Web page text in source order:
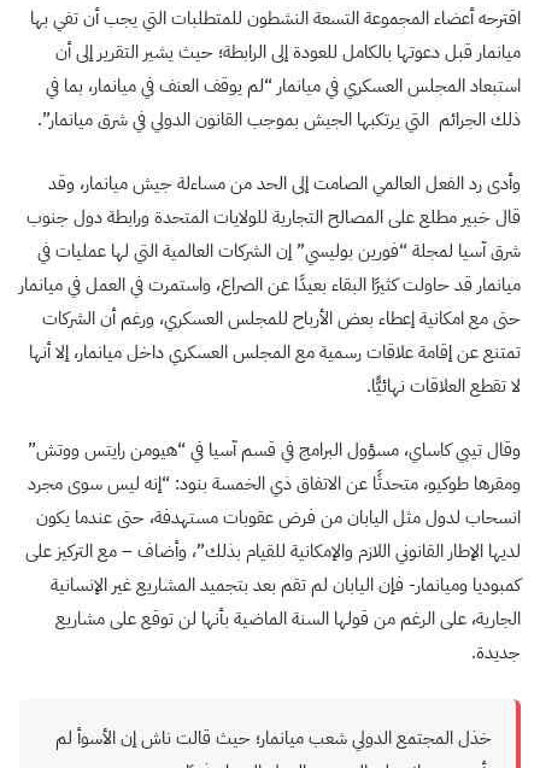
اقترحه أعضاء المجموعة التسعة النشطون للمتطلبات التي يجب أن تفي بها
ميانمار قبل دعوتها بالكامل للعودة إلى الرابطة؛ حيث يشير التقرير إلى أن
استبعاد المجلس العسكري في ميانمار “لم يوقف العنف في ميانمار، بما في
ذلك الجرائم التي يرتكبها الجيش بموجب القانون الدولي في شرق ميانمار”.
وأدى رد الفعل العالمي الصامت إلى الحد من مساءلة جيش ميانمار، وقد
قال خبير مطلع على المصالح التجارية للولايات المتحدة ورابطة دول جنوب
شرق آسيا لمجلة “فورين بوليسي” إن الشركات العالمية التي لها عمليات في
ميانمار قد حاولت كثيرًا البقاء بعيدًا عن الصراع، واستمرت في العمل في ميانمار
حتى مع امكانية إعطاء بعض الأرباح للمجلس العسكري، ورغم أن الشركات
تمتنع عن إقامة علاقات رسمية مع المجلس العسكري داخل ميانمار، إلا أنها
لا تقطع العلاقات نهائيًّا.
وقال تيبي كاساي، مسؤول البرامج في قسم آسيا في “هيومن رايتس ووتش”
ومقرها طوكيو، متحدثًا عن الاتفاق ذي الخمسة بنود: “إنه ليس سوى مجرد
انسحاب لدول مثل اليابان من فرض عقوبات مستهدفة، حتى عندما يكون
لديها الإطار القانوني اللازم والإمكانية للقيام بذلك”، وأضاف – مع التركيز على
كمبوديا وميانمار- فإن اليابان لم تقم بعد بتجميد المشاريع غير الإنسانية
الجارية، على الرغم من قولها السنة الماضية بأنها لن توقع على مشاريع
جديدة.
خذل المجتمع الدولي شعب ميانمار؛ حيث قالت ناش إن الأسوأ لم